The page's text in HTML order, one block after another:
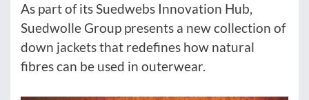
As part of its Suedwebs Innovation Hub,
Suedwolle Group presents a new collection of
down jackets that redefines how natural
fibres can be used in outerwear.